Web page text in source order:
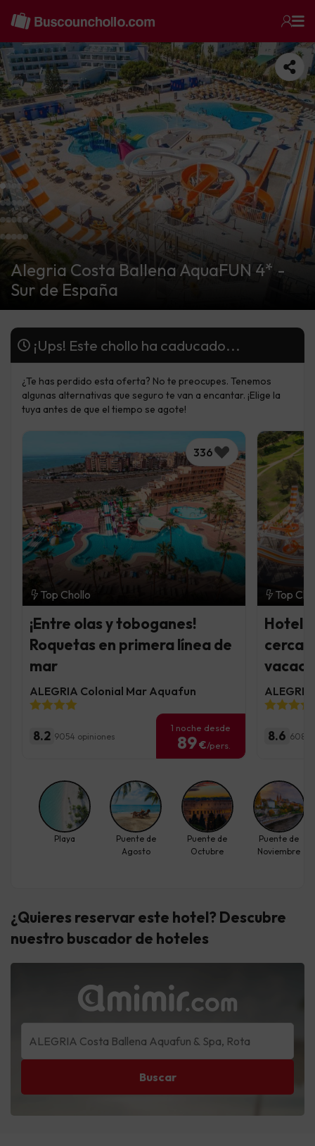
Alegria Costa Ballena AquaFUN 4* -
Sur de España
¡Ups! Este chollo ha caducado...
¿Te has perdido esta oferta? No te preocupes. Tenemos
algunas alternativas que seguro te van a encantar. ¡Elige la
tuya antes de que el tiempo se agote!
336
Top Chollo
¡Entre olas y toboganes!
Roquetas en primera línea de
mar
ALEGRIA Colonial Mar Aquafun
8.2 9054 opiniones
1 noche desde
89€/pers.
Top
Hotel
cerca
8.6 6085
Playa
Puente de
Agosto
Puente de
Octubre
Puente de
Noviembre
¿Quieres reservar este hotel? Descubre
nuestro buscador de hoteles
Buscar